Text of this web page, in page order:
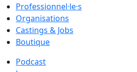
Professionnel·le·s
Organisations
Castings & Jobs
Boutique
Podcast